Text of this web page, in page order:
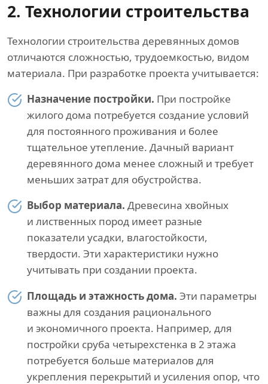
2. Технологии строительства
Технологии строительства деревянных домов
отличаются сложностью, трудоемкостью, видом
материала. При разработке проекта учитывается:
Назначение постройки. При постройке
жилого дома потребуется создание условий
для постоянного проживания и более
тщательное утепление. Дачный вариант
деревянного дома менее сложный и требует
меньших затрат для обустройства.
Выбор материала. Древесина хвойных
и лиственных пород имеет разные
показатели усадки, влагостойкости,
твердости. Эти характеристики нужно
учитывать при создании проекта.
Площадь и этажность дома. Эти параметры
важны для создания рационального
и экономичного проекта. Например, для
постройки сруба четырехстенка в 2 этажа
потребуется больше материалов для
укрепления перекрытий и усиления опор, что